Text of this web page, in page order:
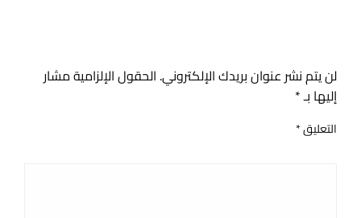
لن يتم نشر عنوان بريدك الإلكتروني. الحقول الإلزامية مشار
إليها بـ*
التعليق*